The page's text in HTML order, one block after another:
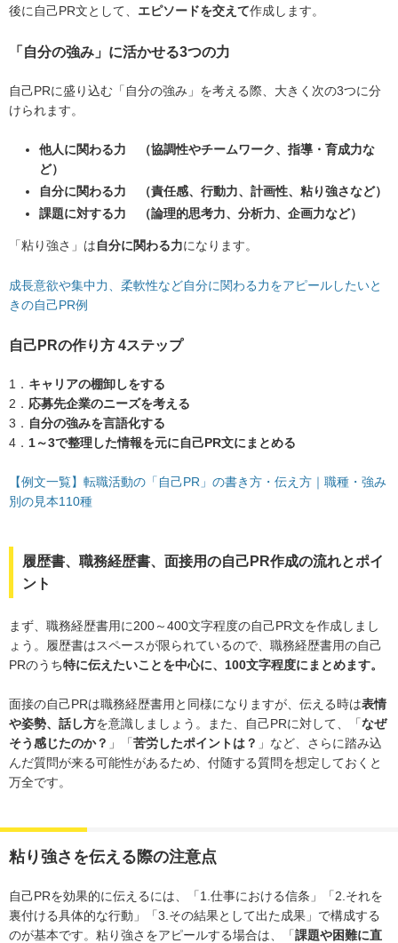
後に自己PR文として、 エピソードを交えて作成します。
「自分の強み」に活かせる3つの力
自己PRに盛り込む「自分の強み」を考える際、大きく次の3つに分
けられます。
他人に関わる力 （協調性やチームワーク、指導・育成力な
ど）
自分に関わる力 （責任感、行動力、計画性、粘り強さなど）
課題に対する力 （論理的思考力、分析力、企画力など）
「粘り強さ」は自分に関わる力になります。
成長意欲や集中力、柔軟性など自分に関わる力をアピールしたいと
きの自己PR例
自己PRの作り方 4ステップ
1． キャリアの棚卸しをする
2． 応募先企業のニーズを考える
3． 自分の強みを言語化する
4． 1～3で整理した情報を元に自己PR文にまとめる
【例文一覧】転職活動の「自己PR」の書き方・伝え方｜職種・強み
別の見本110種
履歴書、職務経歴書、面接用の自己PR作成の流れとポイ
ント
まず、職務経歴書用に200～400文字程度の自己PR文を作成しまし
ょう。履歴書はスペースが限られているので、職務経歴書用の自己
PRのうち特に伝えたいことを中心に、100文字程度にまとめます。
面接の自己PRは職務経歴書用と同様になりますが、伝える時は表情
や姿勢、話し方を意識しましょう。また、自己PRに対して、「なぜ
そう感じたのか？ 」「苦労したポイントは？ 」など、さらに踏み込
んだ質問が来る可能性があるため、付随する質問を想定しておくと
万全です。
粘り強さを伝える際の注意点
自己PRを効果的に伝えるには、「1.仕事における信条」「2.それを
裏付ける具体的な行動」「3.その結果として出た成果」で構成する
のが基本です。粘り強さをアピールする場合は、「課題や困難に直